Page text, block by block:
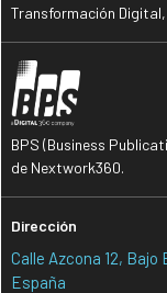
Transformación
BPS (Business
de Nextwork360.
Dirección
Calle Azcona 12, Bajo
España